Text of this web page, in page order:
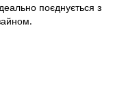
поєднується з